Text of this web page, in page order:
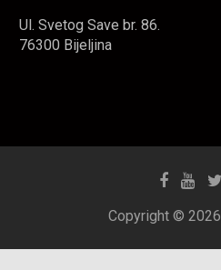
Ul. Svetog Save br. 86.
76300 Bijeljina
Copyright © 2026